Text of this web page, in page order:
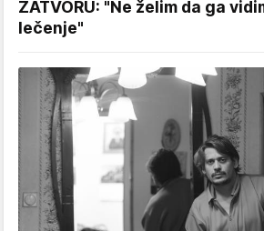
ZATVORU: "Ne želim da ga
lečenje"